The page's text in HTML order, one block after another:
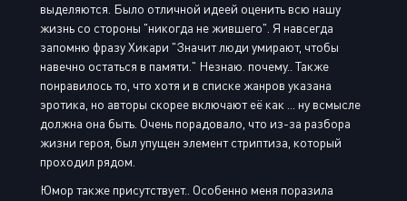
выделяются. Было отличной идеей оценить всю нашу
жизнь со стороны "никогда не жившего". Я навсегда
запомню фразу Хикари "Значит люди умирают, чтобы
навечно остаться в памяти." Незнаю. почему.. Также
понравилось то, что хотя и в списке жанров указана
эротика, но авторы скорее включают её как ... ну всмысле
должна она быть. Очень порадовало, что из-за разбора
жизни героя, был упущен элемент стриптиза, который
проходил рядом.
Юмор также присутствует.. Особенно меня поразила